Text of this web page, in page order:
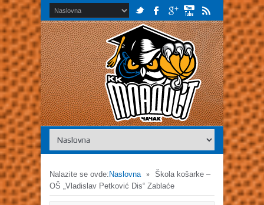
Nalazite se ovde: Naslovna » Škola košarke –
OŠ „Vladislav Petković Dis“ Zablaće